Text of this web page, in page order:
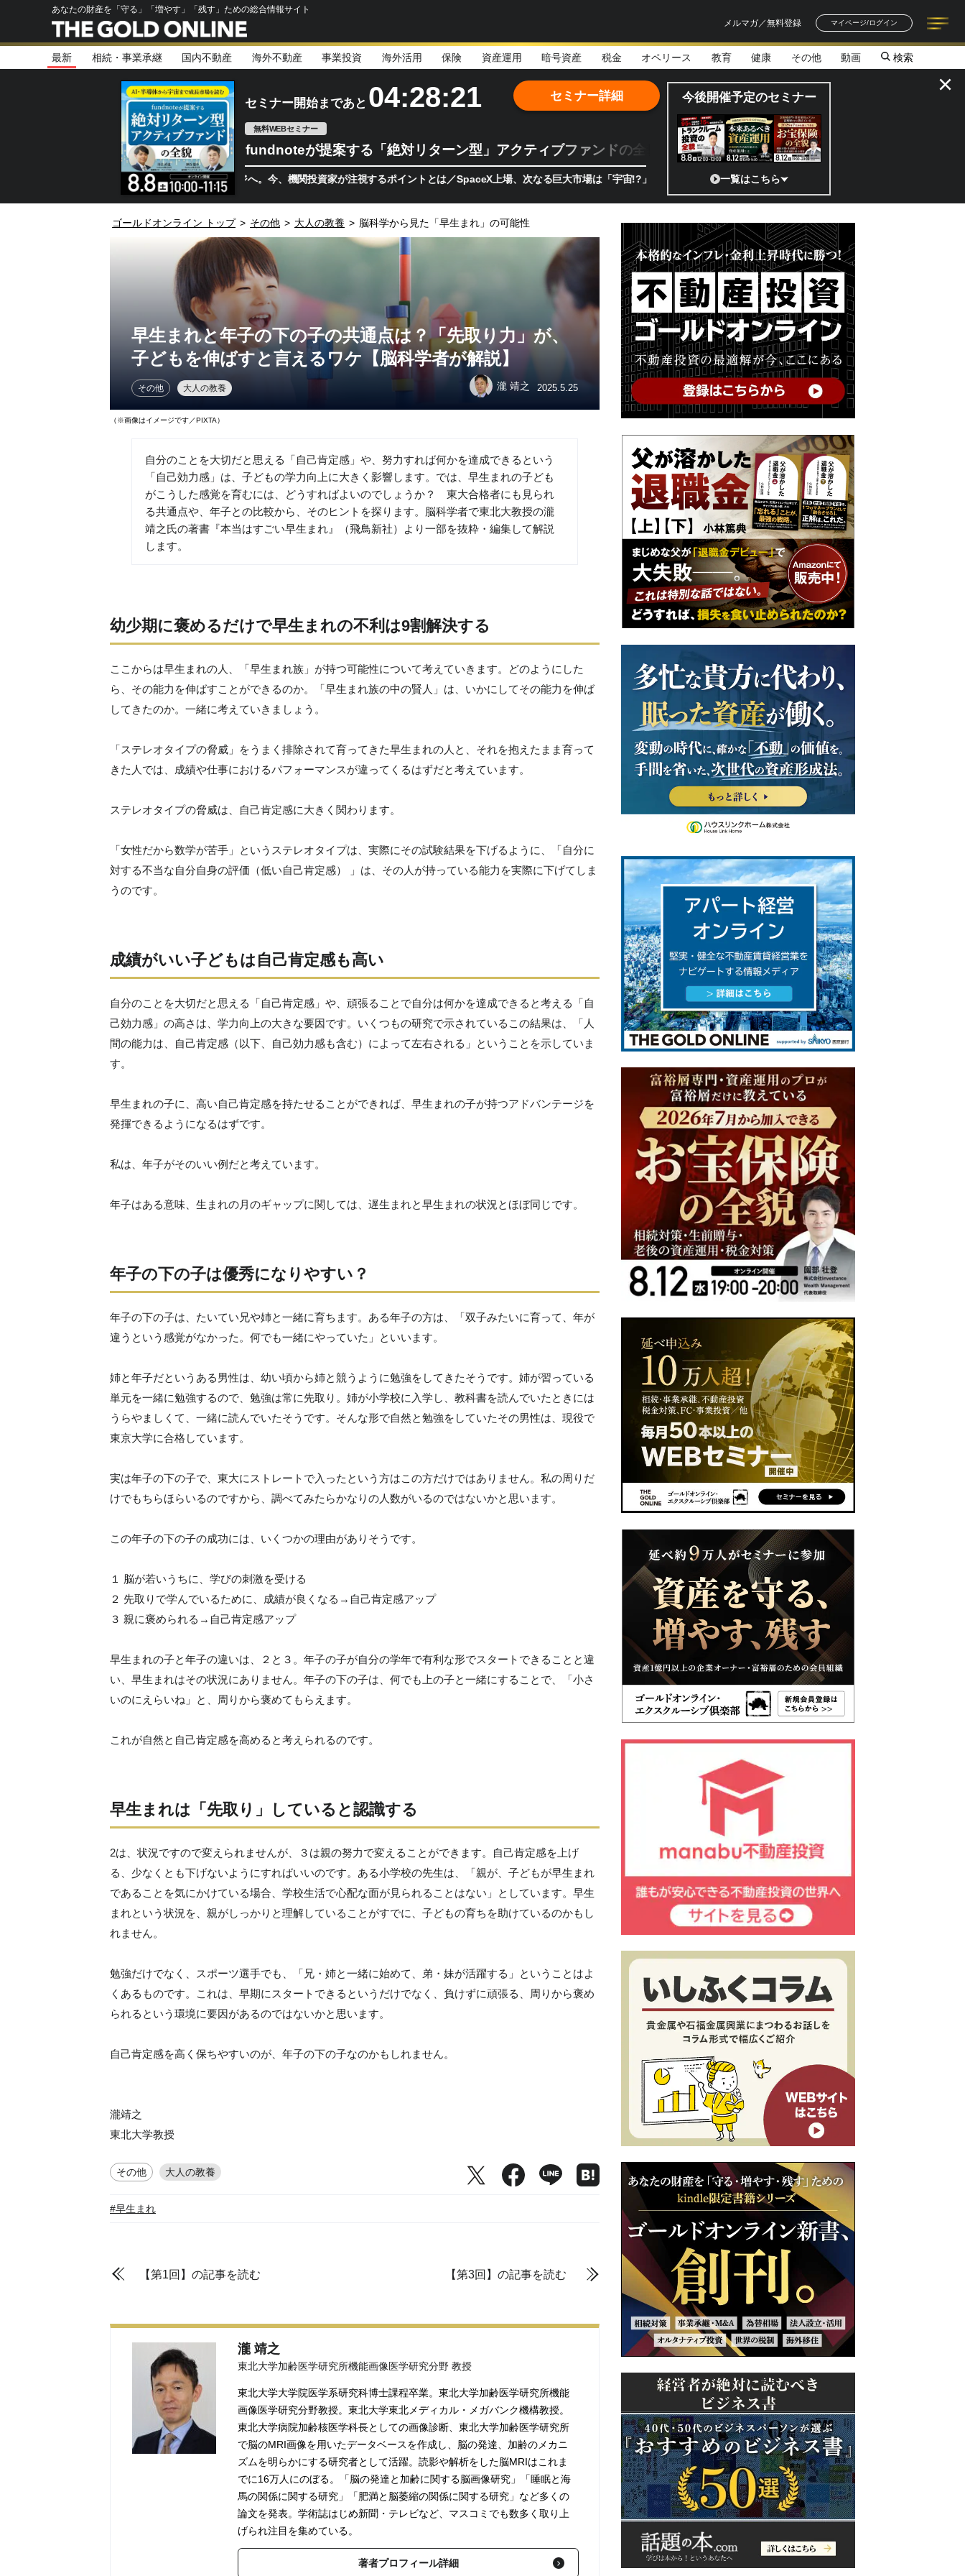
あなたの財産を「守る」「増やす」「残す」ための総合情報サイト
メルマガ／無料登録
マイページ/ログイン
記事一覧
著者一覧
最新 相続・事業承継 国内不動産 海外不動産 事業投資 海外活用 保険 資産運用 暗号資産 税金 オペリース 教育 健康 その他 動画 検索
セミナー開始まであと 04:28:20
無料WEBセミナー
fundnoteが提案する「絶対リターン型」アクティブファンドの全貌
半導体相場は次のステージへ。今、機関投資家が注視するポイントとは／SpaceX上場、次なる巨大市場は「宇宙!?」 日本の宇宙ベンチャーのココがスゴイ！／補助金から実需へ、知られざる宇宙
セミナー詳細 今後開催予定のセミナー
一覧はこちら
×
ゴールドオンライン トップ > その他 > 大人の教養 > 脳科学から見た「早生まれ」の可能性
早生まれと年子の下の子の共通点は？「先取り力」が、
子どもを伸ばすと言えるワケ【脳科学者が解説】
その他 大人の教養 瀧 靖之 2025.5.25
（※画像はイメージです／PIXTA）
自分のことを大切だと思える「自己肯定感」や、努力すれば何かを達成できるという
「自己効力感」は、子どもの学力向上に大きく影響します。では、早生まれの子ども
がこうした感覚を育むには、どうすればよいのでしょうか？ 東大合格者にも見られ
る共通点や、年子との比較から、そのヒントを探ります。脳科学者で東北大教授の瀧
靖之氏の著書『本当はすごい早生まれ』（飛鳥新社）より一部を抜粋・編集して解説
します。
幼少期に褒めるだけで早生まれの不利は9割解決する
ここからは早生まれの人、「早生まれ族」が持つ可能性について考えていきます。どのようにした
ら、その能力を伸ばすことができるのか。「早生まれ族の中の賢人」は、いかにしてその能力を伸ば
してきたのか。一緒に考えていきましょう。
「ステレオタイプの脅威」をうまく排除されて育ってきた早生まれの人と、それを抱えたまま育って
きた人では、成績や仕事におけるパフォーマンスが違ってくるはずだと考えています。
ステレオタイプの脅威は、自己肯定感に大きく関わります。
「女性だから数学が苦手」というステレオタイプは、実際にその試験結果を下げるように、「自分に
対する不当な自分自身の評価（低い自己肯定感） 」は、その人が持っている能力を実際に下げてしま
うのです。
成績がいい子どもは自己肯定感も高い
自分のことを大切だと思える「自己肯定感」や、頑張ることで自分は何かを達成できると考える「自
己効力感」の高さは、学力向上の大きな要因です。いくつもの研究で示されているこの結果は、「人
間の能力は、自己肯定感（以下、自己効力感も含む）によって左右される」ということを示していま
す。
早生まれの子に、高い自己肯定感を持たせることができれば、早生まれの子が持つアドバンテージを
発揮できるようになるはずです。
私は、年子がそのいい例だと考えています。
年子はある意味、生まれの月のギャップに関しては、遅生まれと早生まれの状況とほぼ同じです。
年子の下の子は優秀になりやすい？
年子の下の子は、たいてい兄や姉と一緒に育ちます。ある年子の方は、「双子みたいに育って、年が
違うという感覚がなかった。何でも一緒にやっていた」といいます。
姉と年子だというある男性は、幼い頃から姉と競うように勉強をしてきたそうです。姉が習っている
単元を一緒に勉強するので、勉強は常に先取り。姉が小学校に入学し、教科書を読んでいたときには
うらやましくて、一緒に読んでいたそうです。そんな形で自然と勉強をしていたその男性は、現役で
東京大学に合格しています。
実は年子の下の子で、東大にストレートで入ったという方はこの方だけではありません。私の周りだ
けでもちらほらいるのですから、調べてみたらかなりの人数がいるのではないかと思います。
この年子の下の子の成功には、いくつかの理由がありそうです。
１ 脳が若いうちに、学びの刺激を受ける
２ 先取りで学んでいるために、成績が良くなる→自己肯定感アップ
３ 親に褒められる→自己肯定感アップ
早生まれの子と年子の違いは、２と３。年子の子が自分の学年で有利な形でスタートできることと違
い、早生まれはその状況にありません。年子の下の子は、何でも上の子と一緒にすることで、「小さ
いのにえらいね」と、周りから褒めてもらえます。
これが自然と自己肯定感を高めると考えられるのです。
早生まれは「先取り」していると認識する
2は、状況ですので変えられませんが、３は親の努力で変えることができます。自己肯定感を上げ
る、少なくとも下げないようにすればいいのです。ある小学校の先生は、「親が、子どもが早生まれ
であることを気にかけている場合、学校生活で心配な面が見られることはない」としています。早生
まれという状況を、親がしっかりと理解していることがすでに、子どもの育ちを助けているのかもし
れません。
勉強だけでなく、スポーツ選手でも、「兄・姉と一緒に始めて、弟・妹が活躍する」ということはよ
くあるものです。これは、早期にスタートできるというだけでなく、負けずに頑張る、周りから褒め
られるという環境に要因があるのではないかと思います。
自己肯定感を高く保ちやすいのが、年子の下の子なのかもしれません。
瀧靖之
東北大学教授
その他 大人の教養
#早生まれ
【第1回】の記事を読む 【第3回】の記事を読む
瀧 靖之
東北大学加齢医学研究所機能画像医学研究分野 教授
東北大学大学院医学系研究科博士課程卒業。東北大学加齢医学研究所機能
画像医学研究分野教授。東北大学東北メディカル・メガバンク機構教授。
東北大学病院加齢核医学科長としての画像診断、東北大学加齢医学研究所
で脳のMRI画像を用いたデータベースを作成し、脳の発達、加齢のメカニ
ズムを明らかにする研究者として活躍。読影や解析をした脳MRIはこれま
でに16万人にのぼる。「脳の発達と加齢に関する脳画像研究」「睡眠と海
馬の関係に関する研究」「肥満と脳萎縮の関係に関する研究」など多くの
論文を発表。学術誌はじめ新聞・テレビなど、マスコミでも数多く取り上
げられ注目を集めている。
著者プロフィール詳細